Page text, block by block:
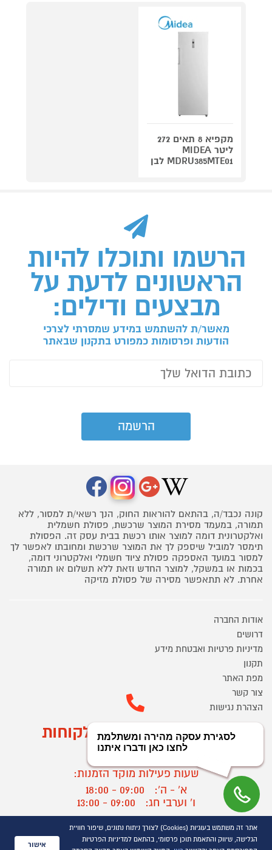
מקפיא 8 תאים 272
ליטר MIDEA
MDRU385MTE01 לבן
הרשמו ותוכלו להיות
הראשונים לדעת על
מבצעים ודילים:
מאשר/ת להשתמש במידע שמסרתי לצרכי
הודעות ופרסומות כמפורט בתקנון שבאתר
קונה נכבד/ה, בהתאם להוראות החוק, הנך רשאי/ת למסור, ללא
תמורה, במעמד מסירת המוצר שרכשת, פסולת חשמלית
ואלקטרונית דומה למוצר אותו רכשת בבית עסק זה. הפסולת
תימסר למוביל שיספק לך את המוצר שרכשת ומחובתו לאפשר לך
למסור במועד האספקה פסולת ציוד חשמלי ואלקטרוני דומה,
בכמות או במשקל, למוצר החדש וזאת ללא תשלום או תמורה
אחרת. לא תתאפשר מסירה של פסולת מזיקה
אודות החברה
דרושים
מדיניות פרטיות ואבטחת מידע
תקנון
מפת האתר
צור קשר
הצהרת נגישות
מוקד הזמנות ושירות לקוחות
03-9545370
שעות פעילות מוקד הזמנות:
א' - ה':
09:00 - 18:00
ו' וערבי חג:
09:00 - 13:00
שעות פעילות מוקד שירות לקוחות:
א' - ד':
09:00 - 16:30
אתר זה משתמש בעוגיות (Cookies) לצורך ניתוח נתונים, שיפור חוויית
הגלישה, שיווק והתאמת תוכן פרסומי, בהתאם למדיניות הפרטיות
אישור